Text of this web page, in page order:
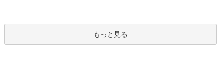
もっと見る